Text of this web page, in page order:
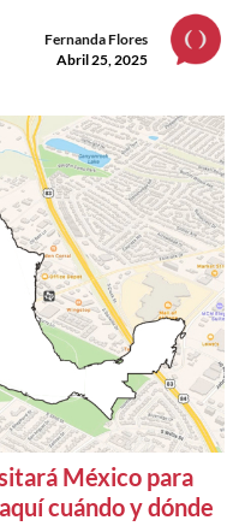
Fernanda Flores
Abril 25, 2025
México para
cuándo y dónde